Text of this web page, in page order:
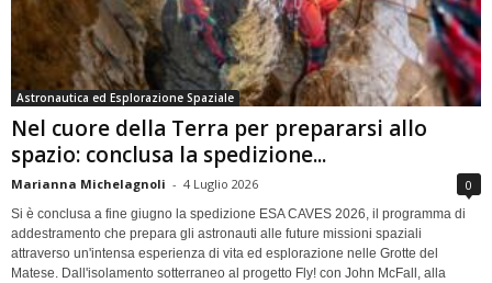
Astronautica ed Esplorazione Spaziale
Nel cuore della Terra per prepararsi allo
spazio: conclusa la spedizione...
Marianna Michelagnoli - 4 Luglio 2026 0
Si è conclusa a fine giugno la spedizione ESA CAVES 2026, il programma di
addestramento che prepara gli astronauti alle future missioni spaziali
attraverso un'intensa esperienza di vita ed esplorazione nelle Grotte del
Matese. Dall'isolamento sotterraneo al progetto Fly! con John McFall, alla